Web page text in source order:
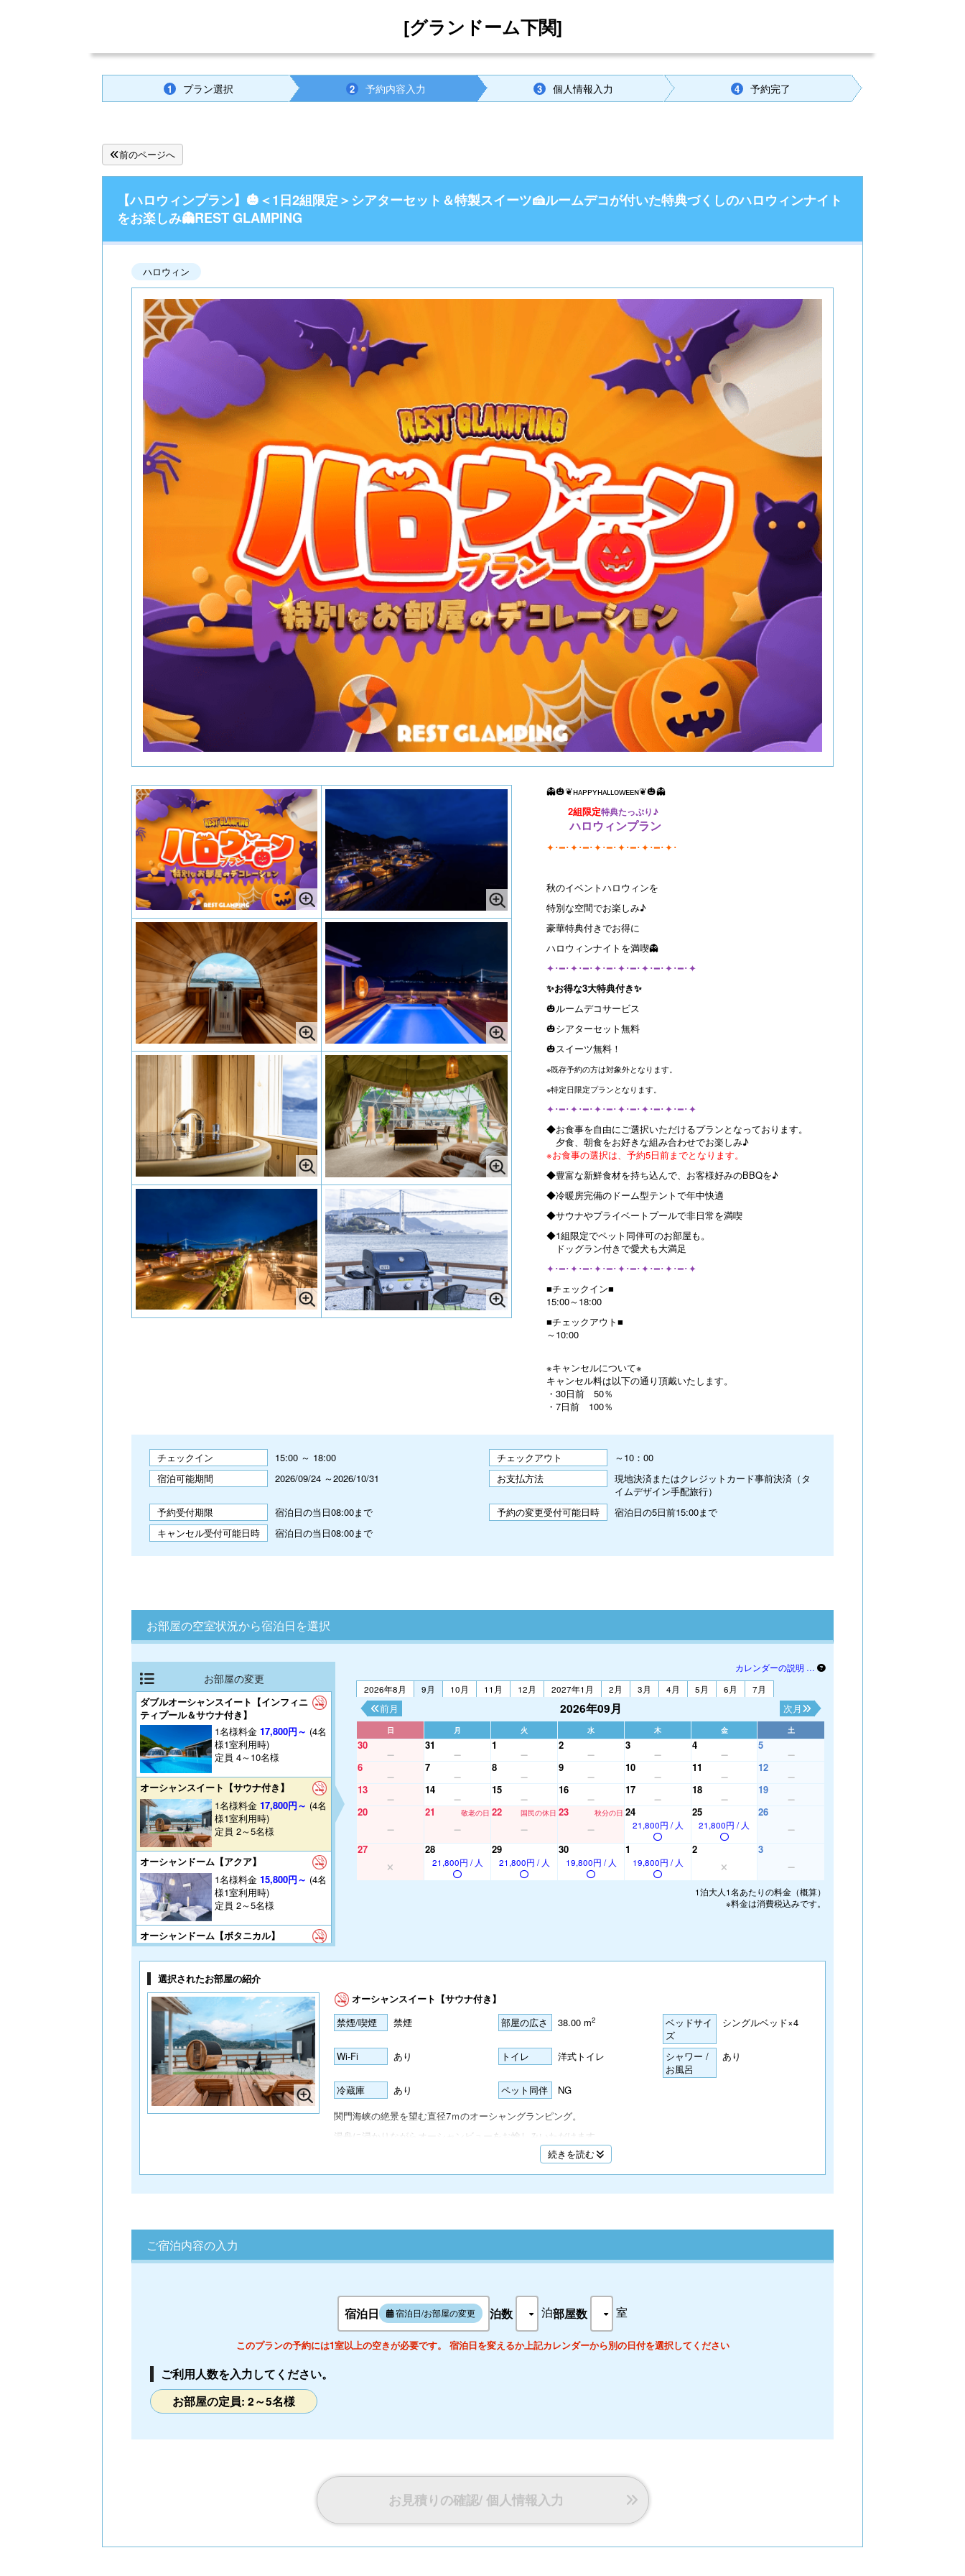
[グランドーム下関]
1 プラン選択 2 予約内容入力 3 個人情報入力 4 予約完了
前のページへ
【ハロウィンプラン】🎃＜1日2組限定＞シアターセット＆特製スイーツ🍰ルームデコが付いた特典づくしのハロウィンナイト
をお楽しみ👻REST GLAMPING
ハロウィン
👻🎃❦ʜᴀᴘᴘʏʜᴀʟʟᴏᴡᴇᴇɴ❦🎃👻
2組限定特典たっぷり♪
ハロウィンプラン
✦･━･✦･━･✦･━･✦･━･✦･━･✦･
秋のイベントハロウィンを
特別な空間でお楽しみ♪
豪華特典付きでお得に
ハロウィンナイトを満喫👻
✦･━･✦･━･✦･━･✦･━･✦･━･✦･━･✦
✨お得な3大特典付き✨
🎃ルームデコサービス
🎃シアターセット無料
🎃スイーツ無料！
※既存予約の方は対象外となります。
※特定日限定プランとなります。
✦･━･✦･━･✦･━･✦･━･✦･━･✦･━･✦
◆お食事を自由にご選択いただけるプランとなっております。
夕食、朝食をお好きな組み合わせでお楽しみ♪
※お食事の選択は、予約5日前までとなります。
◆豊富な新鮮食材を持ち込んで、お客様好みのBBQを♪
◆冷暖房完備のドーム型テントで年中快適
◆サウナやプライベートプールで非日常を満喫
◆1組限定でペット同伴可のお部屋も。
ドッグラン付きで愛犬も大満足
✦･━･✦･━･✦･━･✦･━･✦･━･✦･━･✦
■チェックイン■
15:00～18:00
■チェックアウト■
～10:00
※キャンセルについて※
キャンセル料は以下の通り頂戴いたします。
・30日前 50％
・7日前 100％
チェックイン 15:00 ～ 18:00 チェックアウト
～10：00
宿泊可能期間
2026/09/24 ～2026/10/31 お支払方法
現地決済またはクレジットカード事前決済（タ
イムデザイン手配旅行）
予約受付期限
宿泊日の当日08:00まで 予約の変更受付可能日時
宿泊日の5日前15:00まで
キャンセル受付可能日時
宿泊日の当日08:00まで
お部屋の空室状況から宿泊日を選択
お部屋の変更
ダブルオーシャンスイート【インフィニ
ティプール＆サウナ付き】
1名様料金17,800円～ (4名
様1室利用時)
定員 4～10名様
オーシャンスイート【サウナ付き】
1名様料金17,800円～ (4名
様1室利用時)
定員 2～5名様
オーシャンドーム【アクア】
1名様料金15,800円～ (4名
様1室利用時)
定員 2～5名様
オーシャンドーム【ボタニカル】
様1室利用時)
定員 2～5名様
プールオーシャンスイート【サウナ付
き】※ヒルナンデスで紹介されました！
1名様料金17,800円～
(4名
様1室利用時)
定員 2～6名様
ファミリードーム【アスレチックプー
ル・アウトドアリビング付き】
1名様料金15,800円～(4名
1名様料金16,800円～(4名
様1室利用時)
1名様料金
様1室利用時)
カレンダーの説明 …
2026年8月
9月 10月 11月 12月 2027年1月 2月 3月 4月 5月 6月 7月
2026年09月
前月 次月
日 月 火 水 木 金 土
30 31 1 2 3 4
5
6
7 8 9 10 11
12
13
14 15 16 17 18
19
20
21 敬老の日 22 国民の休日 23 秋分の日 24
21,800円 / 人
25
21,800円 / 人
26
27 28
21,800円 / 人
29
21,800円 / 人
30
19,800円 / 人
1
19,800円 / 人
2 3
1泊大人1名あたりの料金（概算）
※料金は消費税込みです。
選択されたお部屋の紹介
オーシャンスイート【サウナ付き】
禁煙/喫煙
禁煙 部屋の広さ 38.00 m2
ベッドサイ
ズ
シングルベッド×4
Wi-Fi あり トイレ 洋式トイレ
シャワー /
お風呂
あり
冷蔵庫 あり ペット同伴
NG
関門海峡の絶景を望む直径7ｍのオーシャングランピング。
湯舟に浸かりながらオーシャンビューをお愉しみいただけます。
シングルベットを4台設置しており、ご家族やグループでのご利用にオススメのお部屋タイプです。
※サウナ定員：2名
※6月～10月末までの期間限定でプールを設置いたします。
続きを読む
ご宿泊内容の入力
宿泊日 宿泊日/お部屋の変更 泊数 泊部屋数 室
このプランの予約には1室以上の空きが必要です。 宿泊日を変えるか上記カレンダーから別の日付を選択してください
ご利用人数を入力してください。
お部屋の定員: 2～5名様
お見積りの確認/ 個人情報入力